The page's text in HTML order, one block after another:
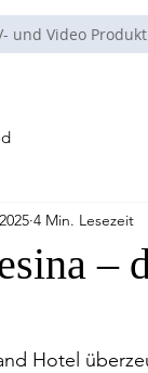
und Video
–
4 Min. Lesezeit
Hotel